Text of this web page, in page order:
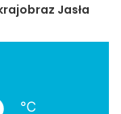
Jasła
℃